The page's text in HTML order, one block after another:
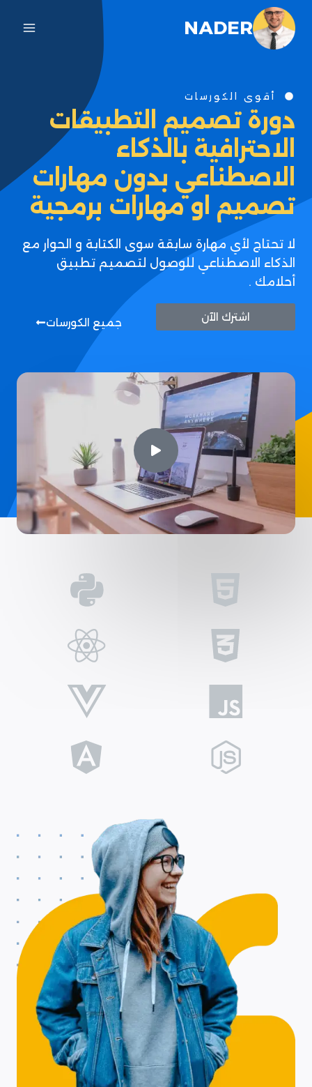
NADER
أقوى الكورسات
دورة تصميم التطبيقات
الاحترافية بالذكاء
الاصطناعي بدون مهارات
تصميم او مهارات برمجية
لا تحتاج لأي مهارة سابقة سوى الكتابة و الحوار مع
الذكاء الاصطناعي للوصول لتصميم تطبيق
أحلامك .
اشترك الآن جميع الكورسات